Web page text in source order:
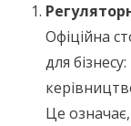
Офіційна
для
Це